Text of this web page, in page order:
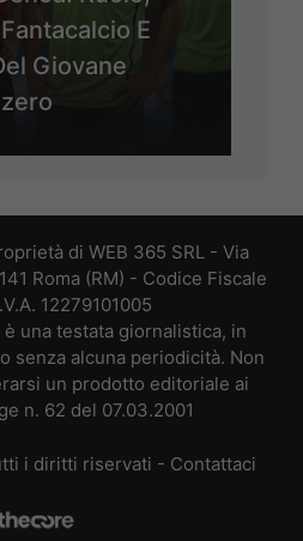
E
Giovane
di WEB 365 SRL - Via
Roma (RM) - Codice Fiscale
12279101005
una testata giornalistica, in
senza alcuna periodicità. Non
un prodotto editoriale ai
n. 62 del 07.03.2001
i diritti riservati - Contattaci